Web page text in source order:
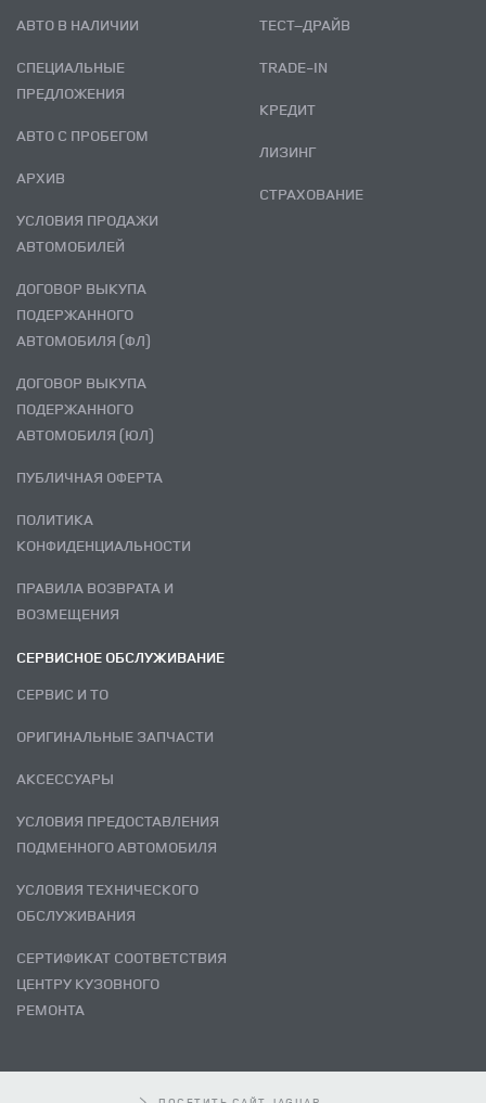
АВТО В НАЛИЧИИ
СПЕЦИАЛЬНЫЕ
ПРЕДЛОЖЕНИЯ
АВТО С ПРОБЕГОМ
АРХИВ
УСЛОВИЯ ПРОДАЖИ
АВТОМОБИЛЕЙ
ДОГОВОР ВЫКУПА
ПОДЕРЖАННОГО
АВТОМОБИЛЯ (ФЛ)
ДОГОВОР ВЫКУПА
ПОДЕРЖАННОГО
АВТОМОБИЛЯ (ЮЛ)
ПУБЛИЧНАЯ ОФЕРТА
ПОЛИТИКА
КОНФИДЕНЦИАЛЬНОСТИ
ПРАВИЛА ВОЗВРАТА И
ВОЗМЕЩЕНИЯ
ТЕСТ–ДРАЙВ
TRADE-IN
КРЕДИТ
ЛИЗИНГ
СТРАХОВАНИЕ
СЕРВИСНОЕ ОБСЛУЖИВАНИЕ
СЕРВИС И ТО
ОРИГИНАЛЬНЫЕ ЗАПЧАСТИ
АКСЕССУАРЫ
УСЛОВИЯ ПРЕДОСТАВЛЕНИЯ
ПОДМЕННОГО АВТОМОБИЛЯ
УСЛОВИЯ ТЕХНИЧЕСКОГО
ОБСЛУЖИВАНИЯ
СЕРТИФИКАТ СООТВЕТСТВИЯ
ЦЕНТРУ КУЗОВНОГО
РЕМОНТА